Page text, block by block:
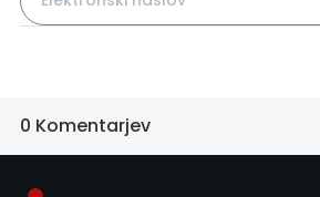
0 Komentarjev